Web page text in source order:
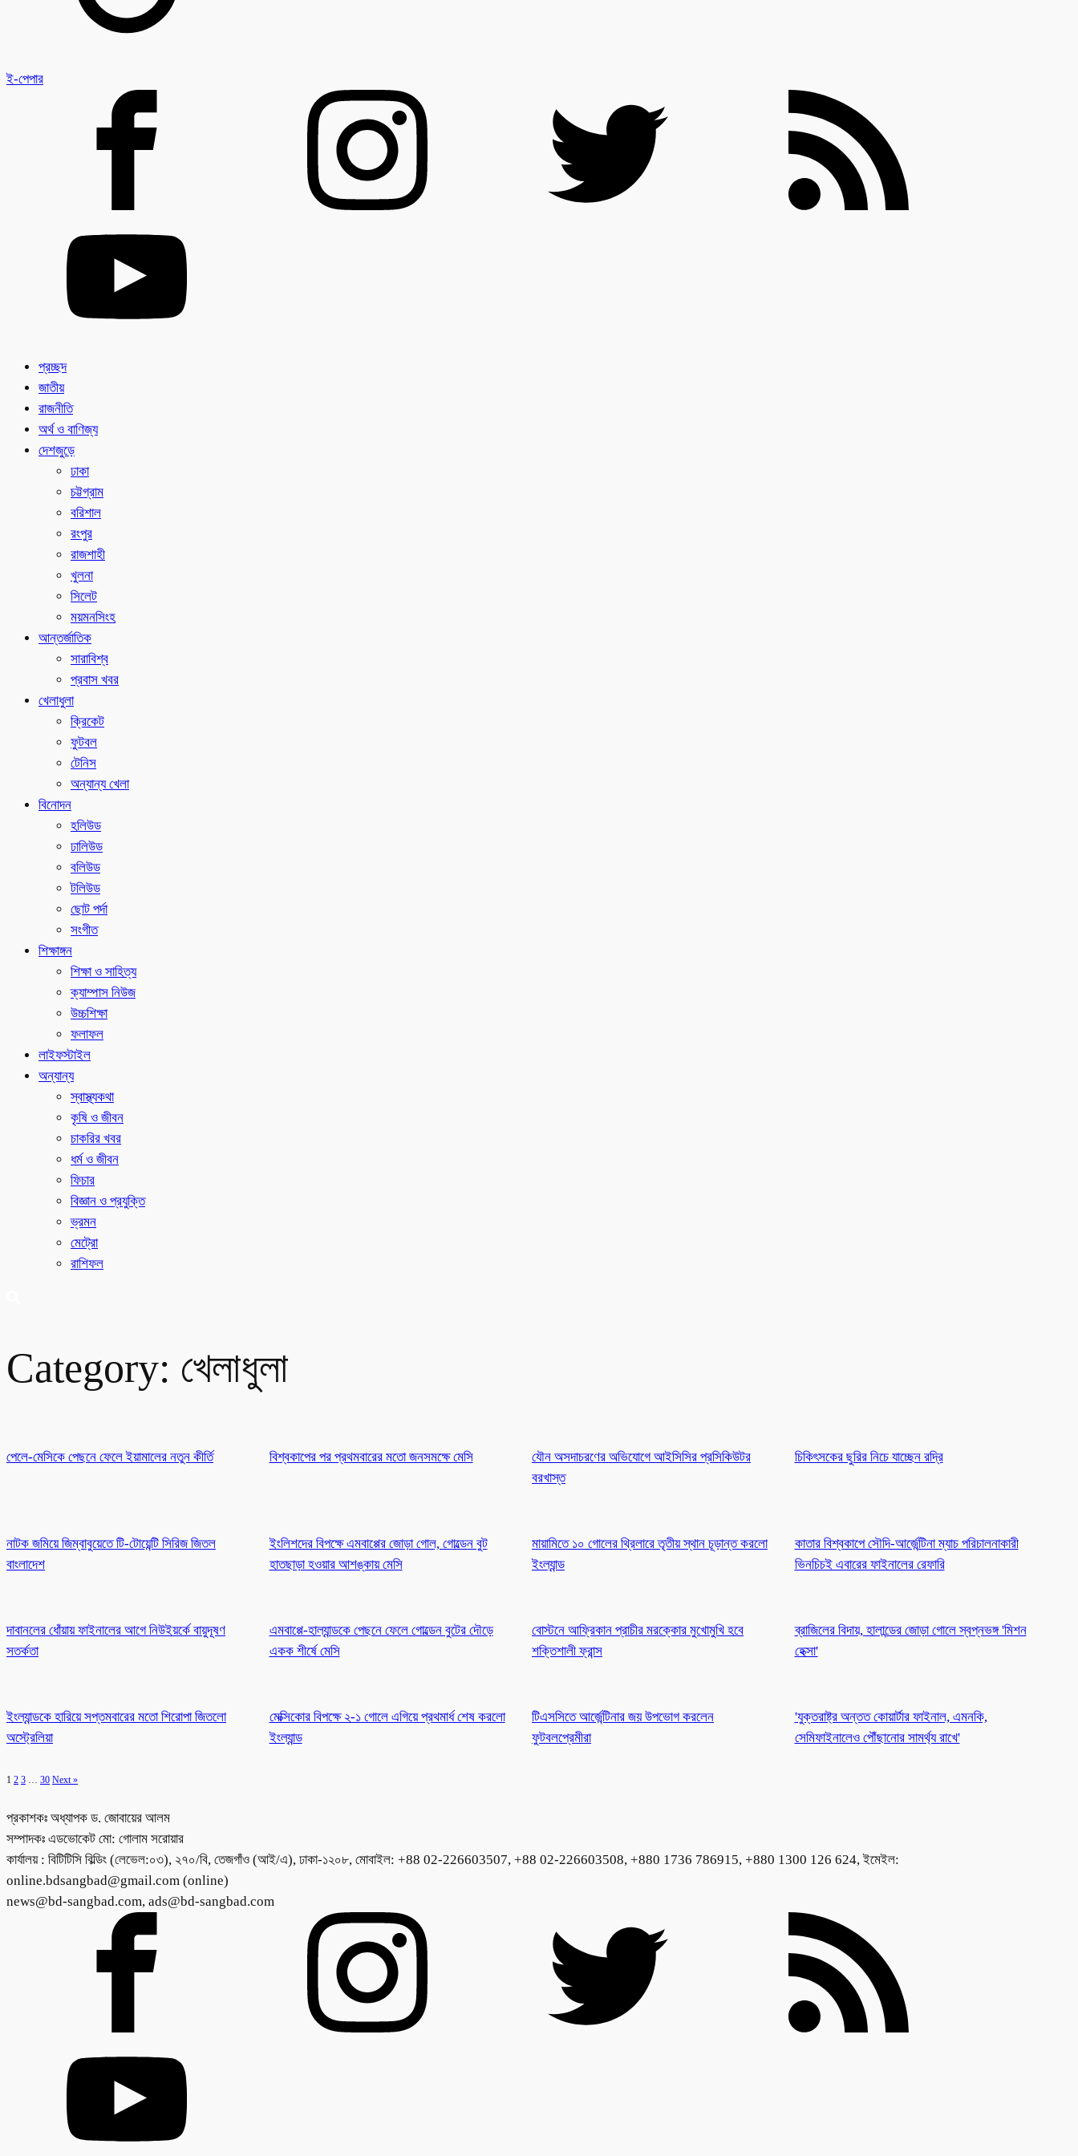
ই-পেপার
প্রচ্ছদ
জাতীয়
রাজনীতি
অর্থ ও বাণিজ্য
দেশজুড়ে
ঢাকা
চট্টগ্রাম
বরিশাল
রংপুর
রাজশাহী
খুলনা
সিলেট
ময়মনসিংহ
আন্তর্জাতিক
সারাবিশ্ব
প্রবাস খবর
খেলাধুলা
ক্রিকেট
ফুটবল
টেনিস
অন্যান্য খেলা
বিনোদন
হলিউড
ঢালিউড
বলিউড
টলিউড
ছোট পর্দা
সংগীত
শিক্ষাঙ্গন
শিক্ষা ও সাহিত্য
ক্যাম্পাস নিউজ
উচ্চশিক্ষা
ফলাফল
লাইফস্টাইল
অন্যান্য
স্বাস্থ্যকথা
কৃষি ও জীবন
চাকরির খবর
ধর্ম ও জীবন
ফিচার
বিজ্ঞান ও প্রযুক্তি
ভ্রমন
মেট্রো
রাশিফল
Category: খেলাধুলা
পেলে-মেসিকে পেছনে ফেলে ইয়ামালের নতুন কীর্তি বিশ্বকাপের পর প্রথমবারের মতো জনসমক্ষে মেসি
যৌন অসদাচরণের অভিযোগে আইসিসির প্রসিকিউটর
বরখাস্ত
চিকিৎসকের ছুরির নিচে যাচ্ছেন রদ্রি
নাটক জমিয়ে জিম্বাবুয়েতে টি-টোয়েন্টি সিরিজ জিতল
বাংলাদেশ
ইংলিশদের বিপক্ষে এমবাপ্পের জোড়া গোল, গোল্ডেন বুট
হাতছাড়া হওয়ার আশঙ্কায় মেসি
মায়ামিতে ১০ গোলের থ্রিলারে তৃতীয় স্থান চূড়ান্ত করলো
ইংল্যান্ড
কাতার বিশ্বকাপে সৌদি-আর্জেন্টিনা ম্যাচ পরিচালনাকারী
ভিনচিচই এবারের ফাইনালের রেফারি
দাবানলের ধোঁয়ায় ফাইনালের আগে নিউইয়র্কে বায়ুদূষণ
সতর্কতা
এমবাপ্পে-হাল্যান্ডকে পেছনে ফেলে গোল্ডেন বুটের দৌড়ে
একক শীর্ষে মেসি
বোস্টনে আফ্রিকান প্রাচীর মরক্কোর মুখোমুখি হবে
শক্তিশালী ফ্রান্স
ব্রাজিলের বিদায়, হালান্ডের জোড়া গোলে স্বপ্নভঙ্গ 'মিশন
হেক্সা'
ইংল্যান্ডকে হারিয়ে সপ্তমবারের মতো শিরোপা জিতলো
অস্ট্রেলিয়া
মেক্সিকোর বিপক্ষে ২-১ গোলে এগিয়ে প্রথমার্ধ শেষ করলো
ইংল্যান্ড
টিএসসিতে আর্জেন্টিনার জয় উপভোগ করলেন
ফুটবলপ্রেমীরা
'যুক্তরাষ্ট্র অন্তত কোয়ার্টার ফাইনাল, এমনকি,
সেমিফাইনালেও পৌঁছানোর সামর্থ্য রাখে'
1 2 3 … 30 Next »
প্রকাশকঃ অধ্যাপক ড. জোবায়ের আলম
সম্পাদকঃ এডভোকেট মো: গোলাম সরোয়ার
কার্যালয় : বিটিটিসি বিল্ডিং (লেভেল:০৩), ২৭০/বি, তেজগাঁও (আই/এ), ঢাকা-১২০৮, মোবাইল: +88 02-226603507, +88 02-226603508, +880 1736 786915, +880 1300 126 624, ইমেইল:
online.bdsangbad@gmail.com (online)
news@bd-sangbad.com, ads@bd-sangbad.com